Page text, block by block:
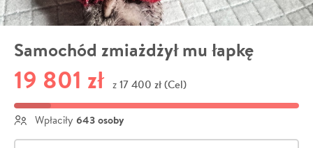
Samochód zmiażdżył mu łapkę
19 801 zł z 17 400 zł (Cel)
Wpłaciły 643 osoby